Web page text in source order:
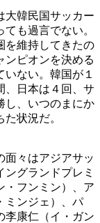
大韓民国サッカー
も過言でない。
を維持してきたの
ンピオンを決める
ない。韓国が１
、日本は４回、サ
し、いつのまにか
状況だ。
面々はアジアサッ
グランドプレミ
・フンミン）、ア
ミンジェ）、パ
李康仁（イ・ガン